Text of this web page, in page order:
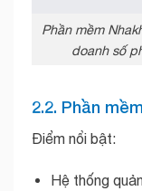
Phần mềm
doanh số
2.2. Phần
Điểm nổi bật:
Hệ thống